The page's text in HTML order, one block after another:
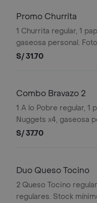
Promo Churrita
1 Churrita regular, 1
gaseosa personal.
S/ 31.70
Combo Bravazo 2
1 A lo Pobre regular, 1
Nuggets x4, gaseosa
500ml. Stock mínimo
S/ 37.70
Duo Queso Tocino
2 Queso Tocino
regulares. Stock